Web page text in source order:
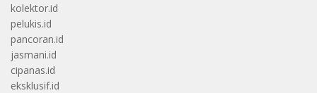
kolektor.id
pelukis.id
pancoran.id
jasmani.id
cipanas.id
eksklusif.id